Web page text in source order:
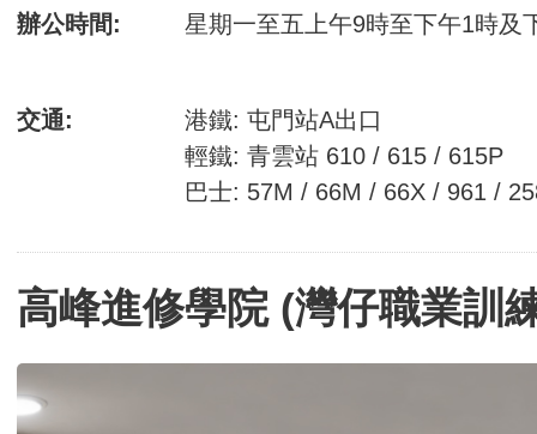
辦公時間: 星期一至五上午9時至下午1時及
交通:
港鐵: 屯門站A出口
輕鐵: 青雲站 610 / 615 / 615P
巴士: 57M / 66M / 66X / 961 /
高峰進修學院 (灣仔職業訓